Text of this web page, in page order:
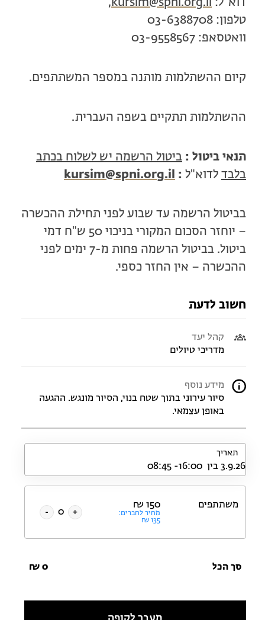
דוא"ל: kursim@spni.org.il
,
טלפון: 03-6388708
וואטסאפ: 03-9558567
קיום ההשתלמות מותנה במספר המשתתפים.
ההשתלמות תתקיים בשפה העברית.
תנאי ביטול : ביטול הרשמה יש לשלוח בכתב
בלבד לדוא"ל :
kursim@spni.org.il
בביטול הרשמה עד שבוע לפני תחילת ההכשרה
– יוחזר הסכום המקורי בניכוי 50 ש"ח דמי
ביטול. בביטול הרשמה פחות מ-7 ימים לפני
ההכשרה – אין החזר כספי.
חשוב לדעת
קהל יעד
מדריכי טיולים
מידע נוסף
סיור עירוני בתוך שטח בנוי, הסיור מונגש. ההגעה
באופן עצמאי.
תאריך
משתתפים 150
₪
מחיר לחברים:
135
₪
+
-
סך הכל 0
₪